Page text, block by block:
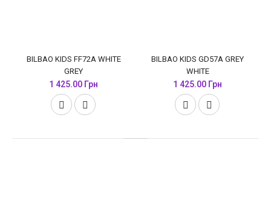
BILBAO KIDS FF72A WHITE
GREY
1 425.00 Грн
BILBAO KIDS GD57A GREY
WHITE
1 425.00 Грн